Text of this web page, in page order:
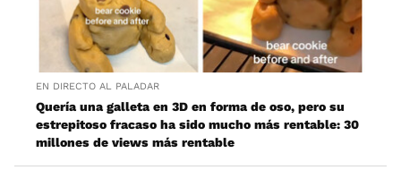
EN DIRECTO AL PALADAR
Quería una galleta en 3D en forma de oso, pero su
estrepitoso fracaso ha sido mucho más rentable: 30
millones de views más rentable